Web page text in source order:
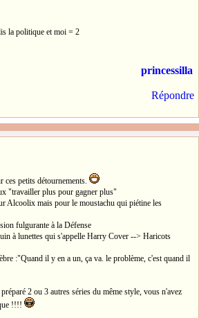
la politique et moi = 2
princessilla
Répondre
petits détournements.
"travailler plus pour gagner plus"
Alcoolix mais pour le moustachu qui piétine les
fulgurante à la Défense
à lunettes qui s'appelle Harry Cover --> Haricots
:"Quand il y en a un, ça va. le problème, c'est quand il
2 ou 3 autres séries du même style, vous n'avez
!!!!